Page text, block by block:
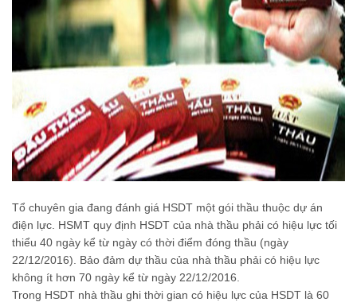
Tổ chuyên gia đang đánh giá HSDT một gói thầu thuộc dự án
điện lực. HSMT quy định HSDT của nhà thầu phải có hiệu lực tối
thiểu 40 ngày kể từ ngày có thời điểm đóng thầu (ngày
22/12/2016). Bảo đảm dự thầu của nhà thầu phải có hiệu lực
không ít hơn 70 ngày kể từ ngày 22/12/2016.
Trong HSDT nhà thầu ghi thời gian có hiệu lực của HSDT là 60